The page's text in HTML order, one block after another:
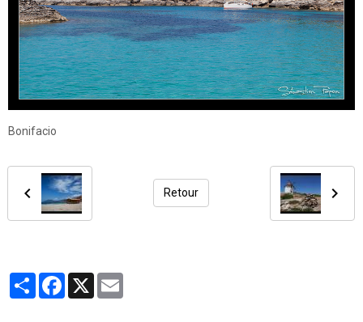
Bonifacio
Retour
PartagerFacebook
X